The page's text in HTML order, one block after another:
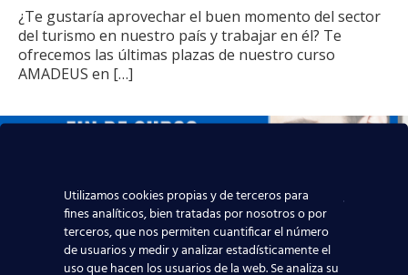
¿Te gustaría aprovechar el buen momento del sector
del turismo en nuestro país y trabajar en él? Te
ofrecemos las últimas plazas de nuestro curso
AMADEUS en […]
Utilizamos cookies propias y de terceros para
fines analíticos, bien tratadas por nosotros o por
terceros, que nos permiten cuantificar el número
de usuarios y medir y analizar estadísticamente el
uso que hacen los usuarios de la web. Se analiza su